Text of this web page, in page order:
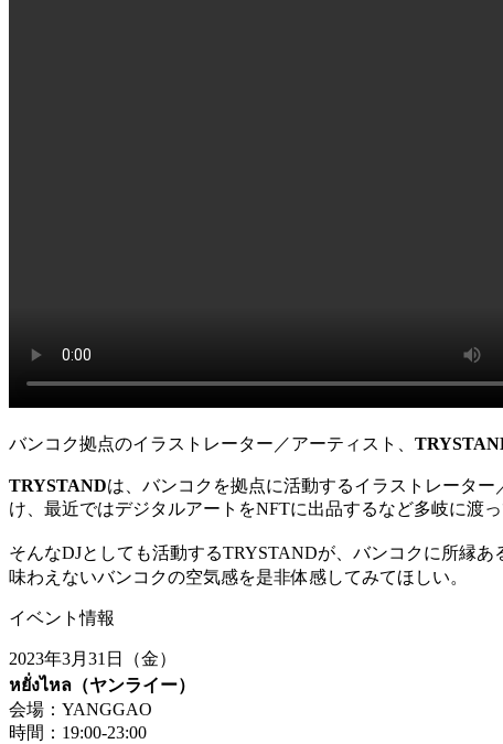
バンコク拠点のイラストレーター／アーティスト、
TRYSTANDは、バンコクを拠点に活動するイラストレータ
け、最近ではデジタルアートをNFTに出品するなど多岐に渡っ
そんなDJとしても活動するTRYSTANDが、バンコクに所縁あ
味わえないバンコクの空気感を是非体感してみてほしい。
イベント情報
2023年3月31日（金）
หยั่งไหล（ヤンライー）
会場：YANGGAO
時間：19:00-23:00